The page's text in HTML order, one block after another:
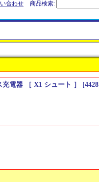
合わせ 商品検索:
電器 ［ X1 シュート ］ [4428